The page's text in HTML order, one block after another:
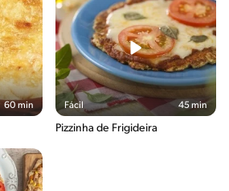
60 min Fácil 45 min
Pizzinha de Frigideira